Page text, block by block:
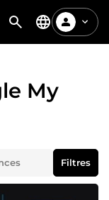
My
Filtres